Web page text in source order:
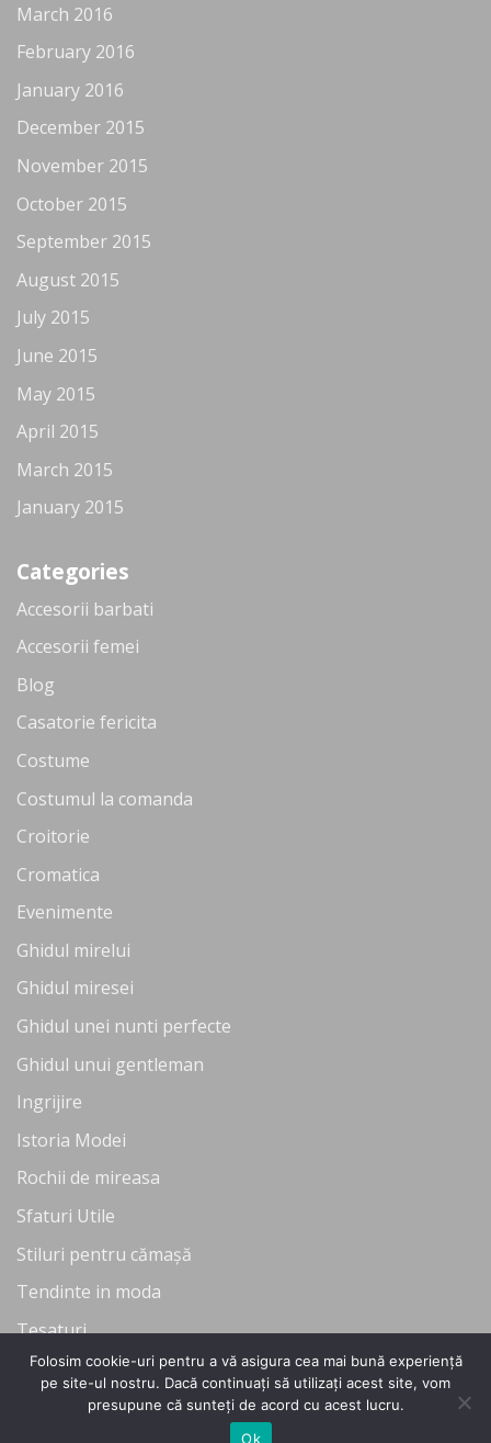
March 2016
February 2016
January 2016
December 2015
November 2015
October 2015
September 2015
August 2015
July 2015
June 2015
May 2015
April 2015
March 2015
January 2015
Categories
Accesorii barbati
Accesorii femei
Blog
Casatorie fericita
Costume
Costumul la comanda
Croitorie
Cromatica
Evenimente
Ghidul mirelui
Ghidul miresei
Ghidul unei nunti perfecte
Ghidul unui gentleman
Ingrijire
Istoria Modei
Rochii de mireasa
Sfaturi Utile
Stiluri pentru cămașă
Tendinte in moda
Tesaturi
Uncategorized
Folosim cookie-uri pentru a vă asigura cea mai bună experiență
pe site-ul nostru. Dacă continuați să utilizați acest site, vom
presupune că sunteți de acord cu acest lucru.
Ok